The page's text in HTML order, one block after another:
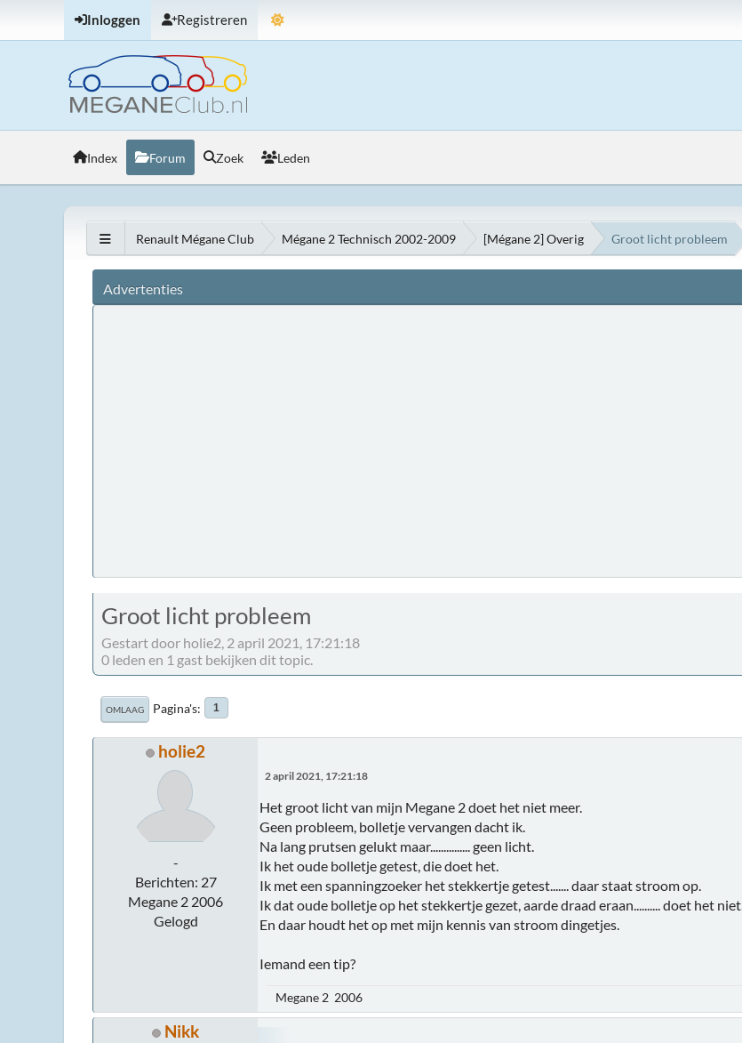
Inloggen Registreren
Index Forum Zoek Leden
Renault Mégane Club Mégane 2 Technisch 2002-2009 [Mégane 2] Overig Groot licht probleem
Advertenties
Groot licht probleem
Gestart door holie2, 2 april 2021, 17:21:18
0 leden en 1 gast bekijken dit topic.
OMLAAG Pagina's 1
holie2
-
Berichten: 27
Megane 2 2006
Gelogd
2 april 2021, 17:21:18
Het groot licht van mijn Megane 2 doet het niet meer.
Geen probleem, bolletje vervangen dacht ik.
Na lang prutsen gelukt maar............... geen licht.
Ik het oude bolletje getest, die doet het.
Ik met een spanningzoeker het stekkertje getest....... daar staat stroom op.
Ik dat oude bolletje op het stekkertje gezet, aarde draad eraan.......... doet het niet.
En daar houdt het op met mijn kennis van stroom dingetjes.
Iemand een tip?
Megane 2 2006
Nikk